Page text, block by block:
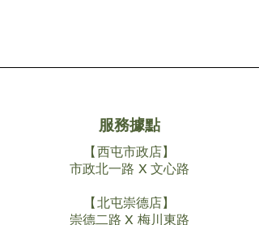
服務據點
【西屯市政店】
市政北一路 X 文心路
【北屯崇德店】
​崇德二路 X 梅川東路